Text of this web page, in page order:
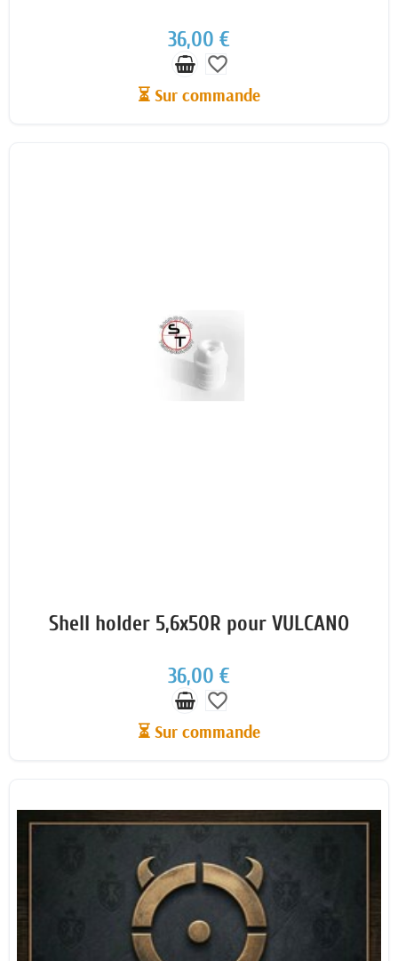
36,00 €
favorite_border
⏳ Sur commande
Shell holder 5,6x50R pour VULCANO
36,00 €
favorite_border
⏳ Sur commande